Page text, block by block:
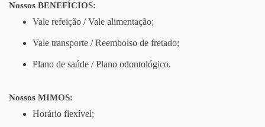
Nossos BENEFÍCIOS:
Vale refeição / Vale alimentação;
Vale transporte / Reembolso de fretado;
Plano de saúde / Plano odontológico.
Nossos MIMOS:
Horário flexível;